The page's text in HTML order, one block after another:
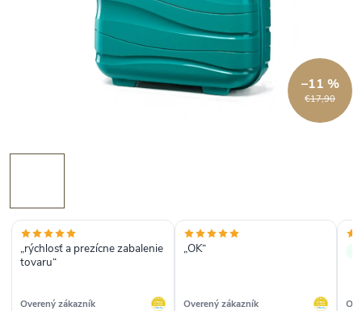
€17,90
–11 %
„rýchlosť a prezícne zabalenie
tovaru“
Overený zákazník
„OK“
Overený zákazník